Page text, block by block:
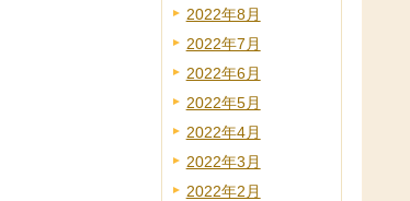
2022年8月
2022年7月
2022年6月
2022年5月
2022年4月
2022年3月
2022年2月